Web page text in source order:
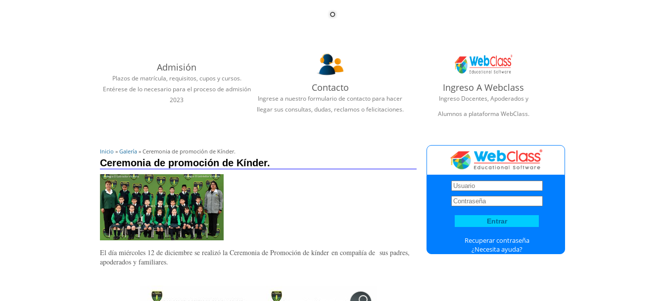
Admisión
Plazos de matrícula, requisitos, cupos y cursos.
Entérese de lo necesario para el proceso de admisión
2023
Contacto
Ingrese a nuestro formulario de contacto para hacer
llegar sus consultas, dudas, reclamos o felicitaciones.
Ingreso A Webclass
Ingreso Docentes, Apoderados y
Alumnos a plataforma WebClass.
Inicio » Galería » Ceremonia de promoción de Kínder.
Ceremonia de promoción de Kínder.
El día miércoles 12 de diciembre se realizó la Ceremonia de Promoción de kínder en compañía de sus padres,
apoderados y familiares.
Recuperar contraseña
¿Necesita ayuda?